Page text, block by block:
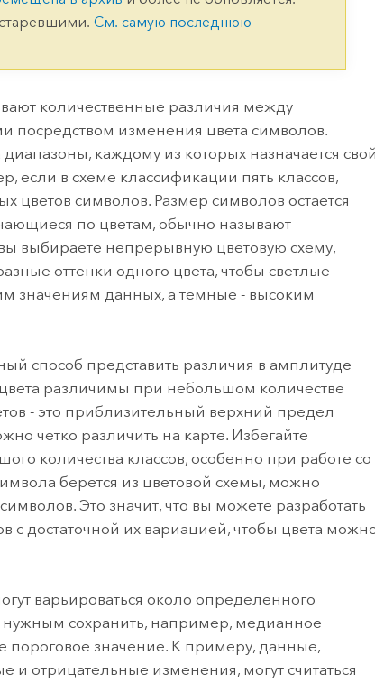
технологийСм. самую последнюю
количественные различия между
посредством изменения цвета символов.
каждому из которых назначается свой
если в схеме классификации пять классов,
цветов символов. Размер символов остается
по цветам, обычно называют
выбираете непрерывную цветовую схему,
оттенки одного цвета, чтобы светлые
значениям данных, а темные - высоким
способ представить различия в амплитуде
различимы при небольшом количестве
- это приблизительный верхний предел
четко различить на карте. Избегайте
количества классов, особенно при работе со
берется из цветовой схемы, можно
Это значит, что вы можете разработать
с достаточной их вариацией, чтобы цвета
варьироваться около определенного
нужным сохранить, например, медианное
пороговое значение. К примеру, данные,
отрицательные изменения, могут считаться